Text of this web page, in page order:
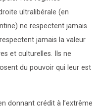
ultralibérale (en
ne respectent jamais
jamais la valeur
et culturelles. Ils ne
du pouvoir qui leur est
donnant crédit à l’extrême